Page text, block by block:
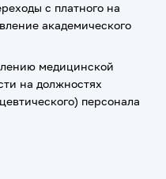
с платного на
академического
медицинской
на должностях
персонала